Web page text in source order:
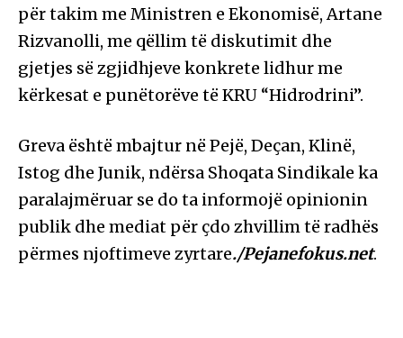
për takim me Ministren e Ekonomisë, Artane
Rizvanolli, me qëllim të diskutimit dhe
gjetjes së zgjidhjeve konkrete lidhur me
kërkesat e punëtorëve të KRU “Hidrodrini”.
Greva është mbajtur në Pejë, Deçan, Klinë,
Istog dhe Junik, ndërsa Shoqata Sindikale ka
paralajmëruar se do ta informojë opinionin
publik dhe mediat për çdo zhvillim të radhës
përmes njoftimeve zyrtare./Pejanefokus.net.